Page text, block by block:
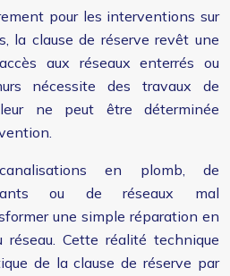
pour les interventions sur
la clause de réserve revêt une
aux réseaux enterrés ou
nécessite des travaux de
ne peut être déterminée
en plomb, de
ou de réseaux mal
une simple réparation en
Cette réalité technique
de la clause de réserve par